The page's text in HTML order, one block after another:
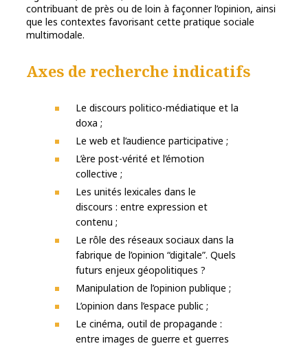
contribuant de près ou de loin à façonner l’opinion, ainsi
que les contextes favorisant cette pratique sociale
multimodale.
Axes de recherche indicatifs
Le discours politico-médiatique et la
doxa ;
Le web et l’audience participative ;
L’ère post-vérité et l’émotion
collective ;
Les unités lexicales dans le
discours : entre expression et
contenu ;
Le rôle des réseaux sociaux dans la
fabrique de l’opinion “digitale”. Quels
futurs enjeux géopolitiques ?
Manipulation de l’opinion publique ;
L’opinion dans l’espace public ;
Le cinéma, outil de propagande :
entre images de guerre et guerres